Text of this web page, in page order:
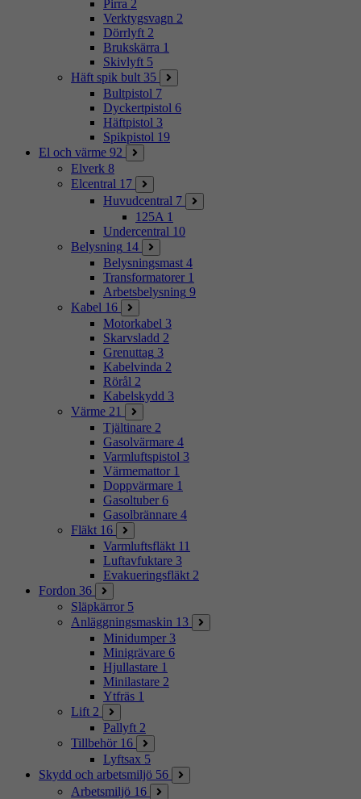
Pirra 2
Verktygsvagn 2
Dörrlyft 2
Brukskärra 1
Skivlyft 5
Häft spik bult 35
Bultpistol 7
Dyckertpistol 6
Häftpistol 3
Spikpistol 19
El och värme 92
Elverk 8
Elcentral 17
Huvudcentral 7
125A 1
Undercentral 10
Belysning 14
Belysningsmast 4
Transformatorer 1
Arbetsbelysning 9
Kabel 16
Motorkabel 3
Skarvsladd 2
Grenuttag 3
Kabelvinda 2
Rörål 2
Kabelskydd 3
Värme 21
Tjältinare 2
Gasolvärmare 4
Varmluftspistol 3
Värmemattor 1
Doppvärmare 1
Gasoltuber 6
Gasolbrännare 4
Fläkt 16
Varmluftsfläkt 11
Luftavfuktare 3
Evakueringsfläkt 2
Fordon 36
Släpkärror 5
Anläggningsmaskin 13
Minidumper 3
Minigrävare 6
Hjullastare 1
Minilastare 2
Ytfräs 1
Lift 2
Pallyft 2
Tillbehör 16
Lyftsax 5
Skydd och arbetsmiljö 56
Arbetsmiljö 16